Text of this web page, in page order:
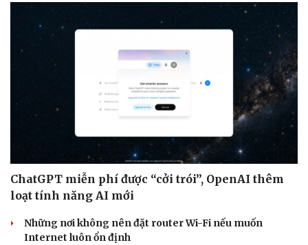
Văn hóa
Sân khấu - Điện ảnh
Văn học
Âm nhạc
Di sản
Giải trí
Sao Việt
ChatGPT miễn phí được “cởi trói”, OpenAI thêm
loạt tính năng AI mới
Những nơi không nên đặt router Wi-Fi nếu muốn
Internet luôn ổn định